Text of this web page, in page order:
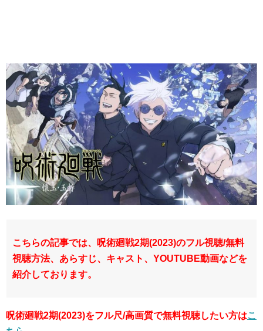
こちらの記事では、呪術廻戦2期(2023)のフル視聴/無料
視聴方法、あらすじ、キャスト、YOUTUBE動画などを
紹介しております。
呪術廻戦2期(2023)をフル尺/高画質で無料視聴したい方はこ